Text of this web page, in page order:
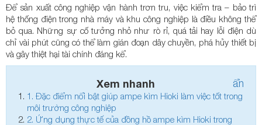
Để sản xuất công nghiệp vận hành trơn tru, việc kiểm tra – bảo trì
hệ thống điện trong nhà máy và khu công nghiệp là điều không thể
bỏ qua. Những sự cố tưởng nhỏ như rò rỉ, quá tải hay lỗi điện dù
chỉ vài phút cũng có thể làm gián đoạn dây chuyền, phá hủy thiết bị
và gây thiệt hại tài chính đáng kể.
Xem nhanh ẩn
1. Đặc điểm nổi bật giúp ampe kìm Hioki làm việc tốt trong
môi trường công nghiệp
2. Ứng dụng thực tế của đồng hồ ampe kìm Hioki trong